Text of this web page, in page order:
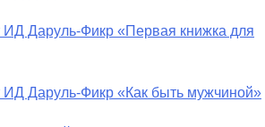
ИД Даруль-Фикр «Первая книжка для
ИД Даруль-Фикр «Как быть мужчиной»